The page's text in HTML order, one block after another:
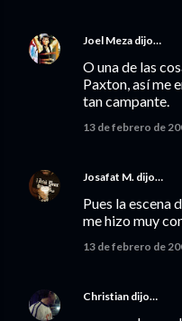
Joel Meza dijo…
O una de las
Paxton, así me
tan campante.
13 de febrero de
Josafat M. dijo…
Pues la escena
me hizo muy
13 de febrero de
Christian dijo…